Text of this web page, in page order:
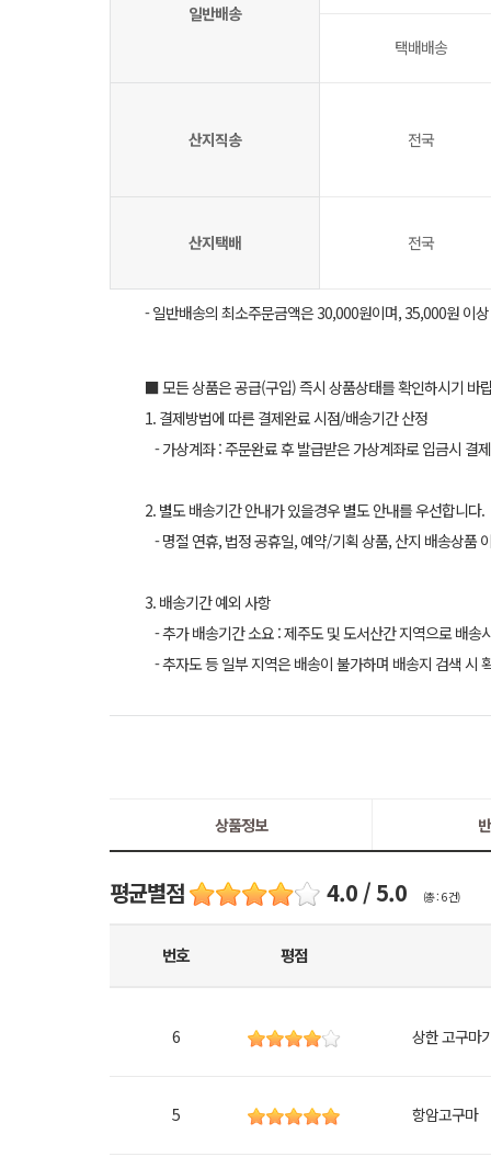
일반배송
택배배송
산지직송 전국
산지택배 전국
- 일반배송의 최소주문금액은 30,000원이며, 35,000원 이
■ 모든 상품은 공급(구입) 즉시 상품상태를 확인하시기 바
1. 결제방법에 따른 결제완료 시점/배송기간 산정
- 가상계좌 : 주문완료 후 발급받은 가상계좌로 입금시
2. 별도 배송기간 안내가 있을경우 별도 안내를 우선합니다.
- 명절 연휴, 법정 공휴일, 예약/기획 상품, 산지 배송상품
3. 배송기간 예외 사항
- 추가 배송기간 소요 : 제주도 및 도서산간 지역으로 배
- 추자도 등 일부 지역은 배송이 불가하며 배송지 검색 시
상품정보
평균별점 4.0 / 5.0 (총 : 6 건)
번호 평점
6 상한 고구마
5 항암고구마